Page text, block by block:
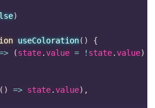
)
useColoration( )
{
(state.value = ! state.value)
( ) => state.value) ,